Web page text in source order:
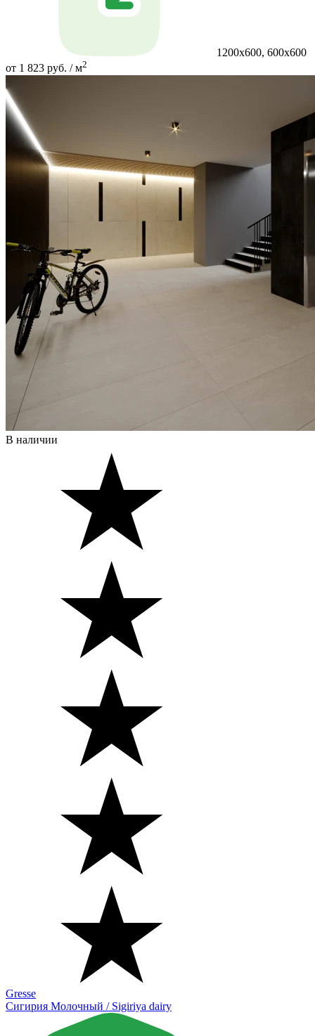
1200х600, 600х600
от 1 823 руб. / м2
В наличии
Gresse
Сигирия Молочный / Sigiriya dairy